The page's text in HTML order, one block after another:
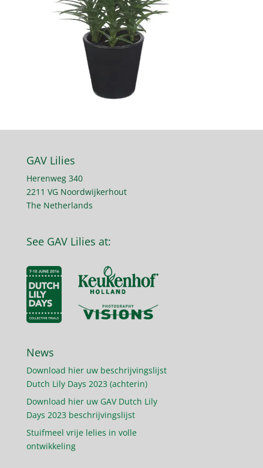
GAV Lilies
Herenweg 340
2211 VG Noordwijkerhout
The Netherlands
See GAV Lilies at:
News
Download hier uw beschrijvingslijst
Dutch Lily Days 2023 (achterin)
Download hier uw GAV Dutch Lily
Days 2023 beschrijvingslijst
Stuifmeel vrije lelies in volle
ontwikkeling